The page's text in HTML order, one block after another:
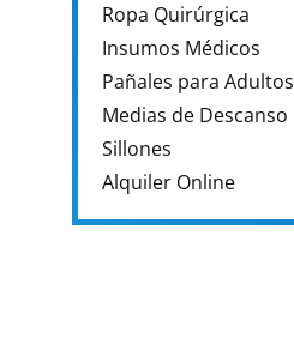
Ropa Quirúrgica
Insumos Médicos
Pañales para Adultos
Medias de Descanso
Sillones
Alquiler Online